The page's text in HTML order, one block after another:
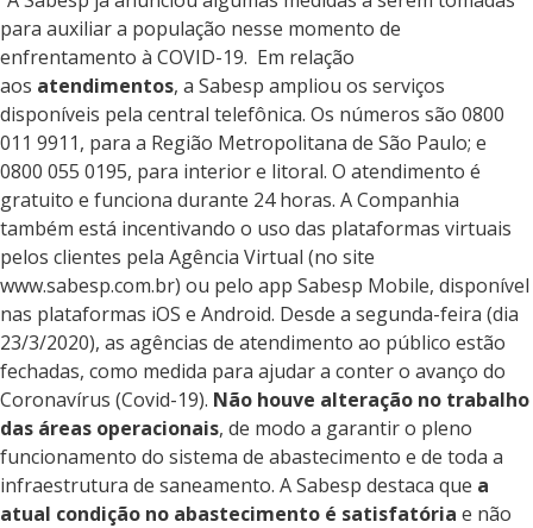
para auxiliar a população nesse momento de
enfrentamento à COVID-19. Em relação
aos atendimentos, a Sabesp ampliou os serviços
disponíveis pela central telefônica. Os números são 0800
011 9911, para a Região Metropolitana de São Paulo; e
0800 055 0195, para interior e litoral. O atendimento é
gratuito e funciona durante 24 horas. A Companhia
também está incentivando o uso das plataformas virtuais
pelos clientes pela Agência Virtual (no site
www.sabesp.com.br) ou pelo app Sabesp Mobile, disponível
nas plataformas iOS e Android. Desde a segunda-feira (dia
23/3/2020), as agências de atendimento ao público estão
fechadas, como medida para ajudar a conter o avanço do
Coronavírus (Covid-19). Não houve alteração no trabalho
das áreas operacionais, de modo a garantir o pleno
funcionamento do sistema de abastecimento e de toda a
infraestrutura de saneamento. A Sabesp destaca que a
atual condição no abastecimento é satisfatória e não